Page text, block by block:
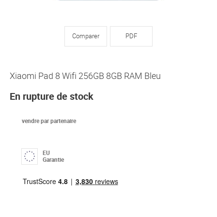
Comparer PDF
Xiaomi Pad 8 Wifi 256GB 8GB RAM Bleu
En rupture de stock
vendre par partenaire
EU
Garantie